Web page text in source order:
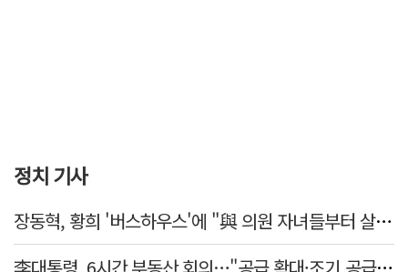
정치 기사
장동혁, 황희 '버스하우스'에 "與 의원 자녀들부터 살아보면 어떨까?"